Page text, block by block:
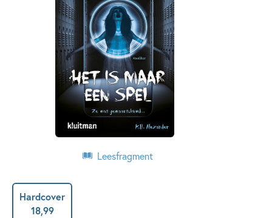
Leesfragment
Hardcover
18,99